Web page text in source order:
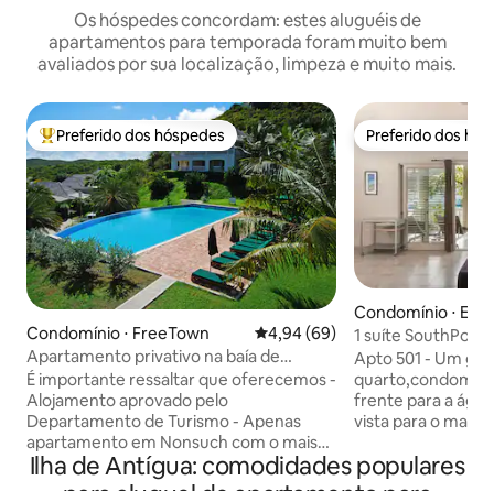
Os hóspedes concordam: estes aluguéis de
apartamentos para temporada foram muito bem
avaliados por sua localização, limpeza e muito mais.
Entre os melhores preferidos dos hóspedes
Preferido dos hóspedes
Condomínio ⋅ FreeTown 4,94 de uma avaliação média
4,94 (69)
Apartamento privativo na baía de
Nonsuch com piscina e ar-condicionado
em todos os quartos
É importante ressaltar que oferecemos -
Alojamento aprovado pelo
Departamento de Turismo - Apenas
apartamento em Nonsuch com o mais
recente ar condicionado Daikin de alta
especificação em todos os quartos -
Preferido dos
Preferido dos
Condomínio ⋅
r
1 suíte
o mar e marina
Apto 501 - Um
frente para a
vista para o mar,
Parte de um
de 23 unidades
Ilha de Antígua: comodidades populares